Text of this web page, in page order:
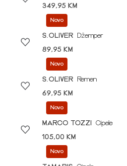
349,95 KM
Novo
S.OLIVER
Džemper
89,95 KM
Novo
S.OLIVER
Remen
69,95 KM
Novo
MARCO TOZZI
Cipele
105,00 KM
Novo